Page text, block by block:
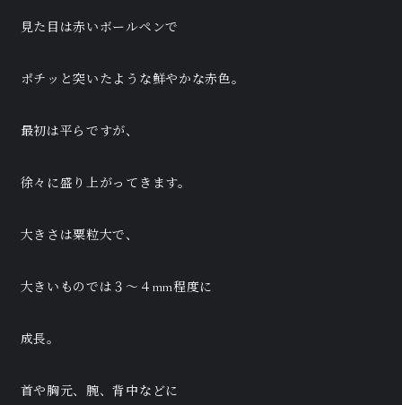
見た目は赤いボールペンで
ポチッと突いたような鮮やかな赤色。
最初は平らですが、
徐々に盛り上がってきます。
大きさは粟粒大で、
大きいものでは３～４mm程度に
成長。
首や胸元、腕、背中などに